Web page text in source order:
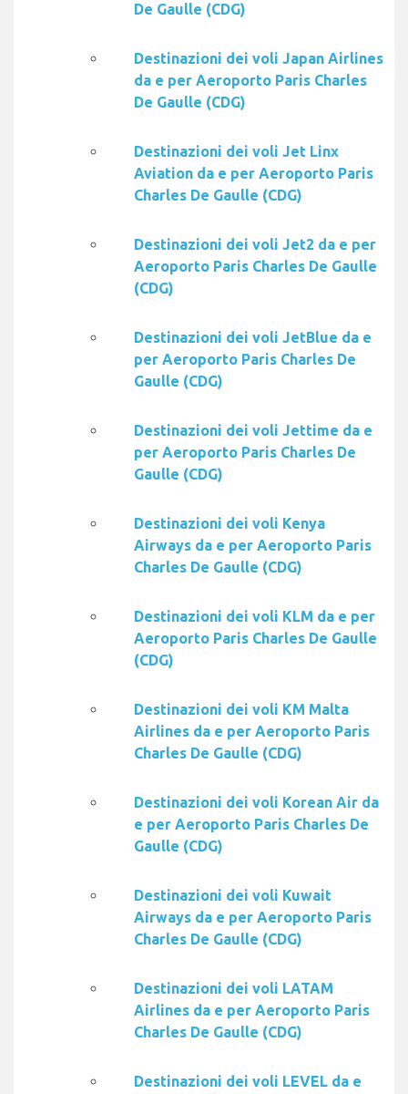
De Gaulle (CDG)
Destinazioni dei voli Japan Airlines
da e per Aeroporto Paris Charles
De Gaulle (CDG)
Destinazioni dei voli Jet Linx
Aviation da e per Aeroporto Paris
Charles De Gaulle (CDG)
Destinazioni dei voli Jet2 da e per
Aeroporto Paris Charles De Gaulle
(CDG)
Destinazioni dei voli JetBlue da e
per Aeroporto Paris Charles De
Gaulle (CDG)
Destinazioni dei voli Jettime da e
per Aeroporto Paris Charles De
Gaulle (CDG)
Destinazioni dei voli Kenya
Airways da e per Aeroporto Paris
Charles De Gaulle (CDG)
Destinazioni dei voli KLM da e per
Aeroporto Paris Charles De Gaulle
(CDG)
Destinazioni dei voli KM Malta
Airlines da e per Aeroporto Paris
Charles De Gaulle (CDG)
Destinazioni dei voli Korean Air da
e per Aeroporto Paris Charles De
Gaulle (CDG)
Destinazioni dei voli Kuwait
Airways da e per Aeroporto Paris
Charles De Gaulle (CDG)
Destinazioni dei voli LATAM
Airlines da e per Aeroporto Paris
Charles De Gaulle (CDG)
Destinazioni dei voli LEVEL da e